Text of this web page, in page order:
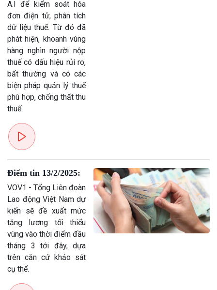
A.I để kiểm soát hóa
đơn điện tử, phân tích
dữ liệu thuế. Từ đó đã
phát hiện, khoanh vùng
hàng nghìn người nộp
thuế có dấu hiệu rủi ro,
bất thường và có các
biện pháp quản lý thuế
phù hợp, chống thất thu
thuế.
Điểm tin 13/2/2025:
VOV1 - Tổng Liên đoàn
Lao động Việt Nam dự
kiến sẽ đề xuất mức
tăng lương tối thiểu
vùng vào thời điểm đầu
tháng 3 tới đây, dựa
trên căn cứ khảo sát
cụ thể.